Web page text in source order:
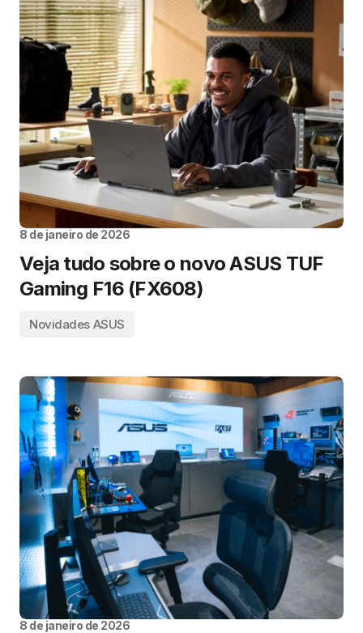
8 de janeiro de 2026
Veja tudo sobre o novo ASUS TUF
Gaming F16 (FX608)
Novidades ASUS
8 de janeiro de 2026